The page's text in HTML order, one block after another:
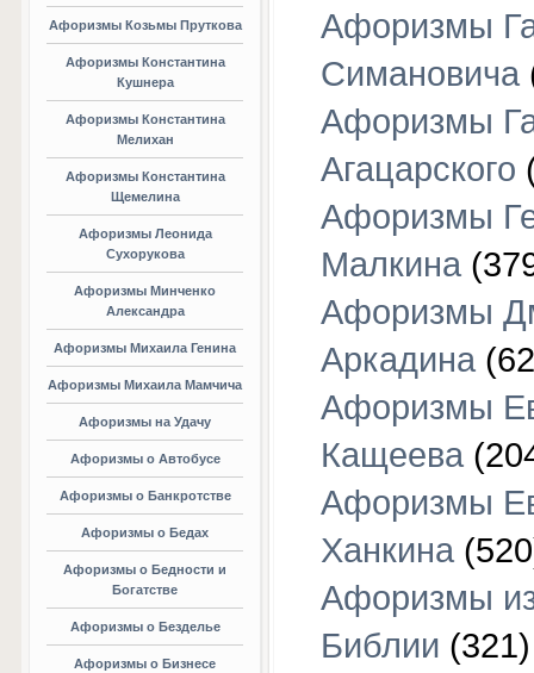
Афоризмы Козьмы Пруткова
Афоризмы Константина
Кушнера
Афоризмы Константина
Мелихан
Афоризмы Константина
Щемелина
Афоризмы Леонида
Сухорукова
Афоризмы Минченко
Александра
Афоризмы Михаила Генина
Афоризмы Михаила Мамчича
Афоризмы на Удачу
Афоризмы о Автобусе
Афоризмы о Банкротстве
Афоризмы о Бедах
Афоризмы о Бедности и
Богатстве
Афоризмы о Безделье
Афоризмы о Бизнесе
Афоризмы
Симановича
Афоризмы
Агацарского
Афоризмы
Малкина
Афоризмы
Аркадина
Афоризмы
Кащеева
Афоризмы
Ханкина
Афоризмы
Библии (321)